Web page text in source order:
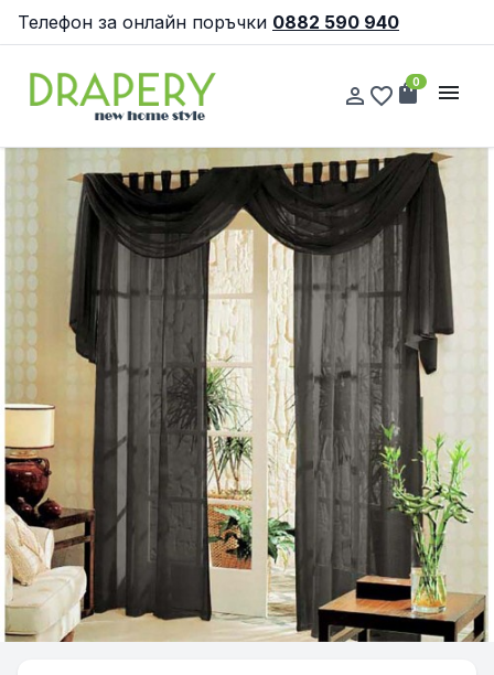
Телефон за онлайн поръчки 0882 590 940
person_outline favorite_border shopping_bag
0 menu